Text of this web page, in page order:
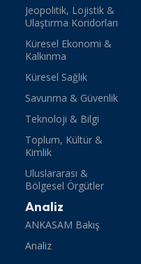
Jeopolitik, Lojistik &
Ulaştırma Koridorları
Küresel Ekonomi &
Kalkınma
Küresel Sağlık
Savunma & Güvenlik
Teknoloji & Bilgi
Toplum, Kültür &
Kimlik
Uluslararası &
Bölgesel Örgütler
Analiz
ANKASAM Bakış
Analiz